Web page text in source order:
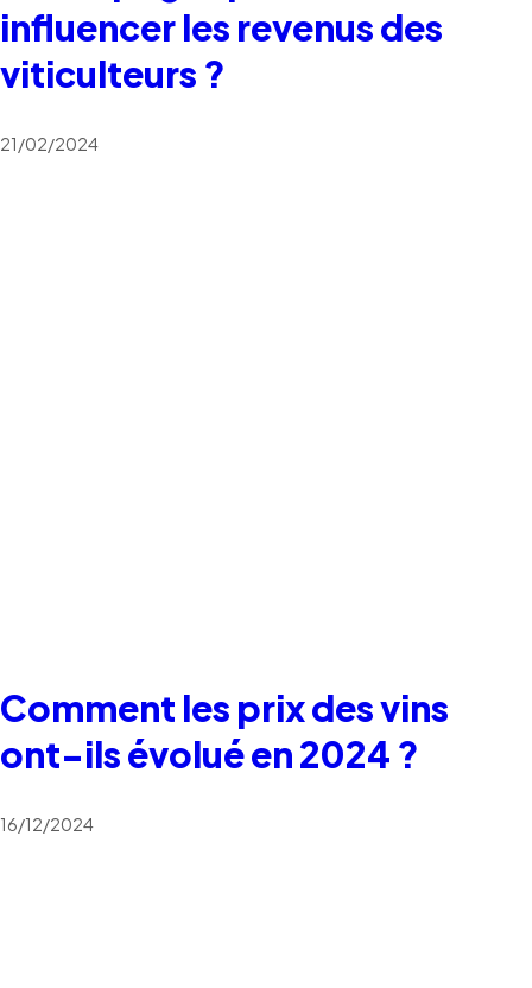
influencer les revenus des
viticulteurs ?
21/02/2024
Comment les prix des vins
ont-ils évolué en 2024 ?
16/12/2024